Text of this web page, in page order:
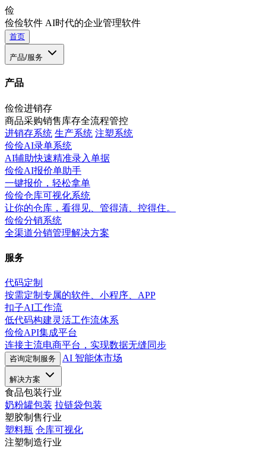
俭
俭俭软件 AI时代的企业管理软件
首页
产品/服务
产品
俭俭进销存
商品采购销售库存全流程管控
进销存系统 生产系统 注塑系统
俭俭AI录单系统
AI辅助快速精准录入单据
俭俭AI报价单助手
一键报价，轻松拿单
俭俭仓库可视化系统
让你的仓库，看得见、管得清、控得住。
俭俭分销系统
全渠道分销管理解决方案
服务
代码定制
按需定制专属的软件、小程序、APP
扣子AI工作流
低代码构建灵活工作流体系
俭俭API集成平台
连接主流电商平台，实现数据无缝同步
咨询定制服务 AI 智能体市场
解决方案
食品包装行业
奶粉罐包装 拉链袋包装
塑胶制售行业
塑料瓶 仓库可视化
注塑制造行业